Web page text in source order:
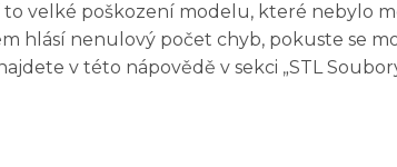
velké poškození modelu, které nebylo
hlásí nenulový počet chyb, pokuste se
v této nápovědě v sekci „STL